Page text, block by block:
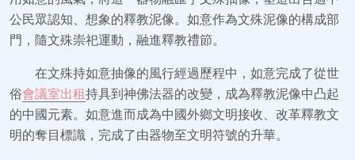
公民眾認知、想象的釋教泥像。如意作為文殊泥像的構成部
門，隨文殊崇祀運動，融進釋教禮節。
在文殊持如意抽像的風行經過歷程中，如意完成了從世
俗會議室出租持具到神佛法器的改變，成為釋教泥像中凸起
的中國元素。如意進而成為中國外鄉文明接收、改革釋教文
明的奪目標識，完成了由器物至文明符號的升華。